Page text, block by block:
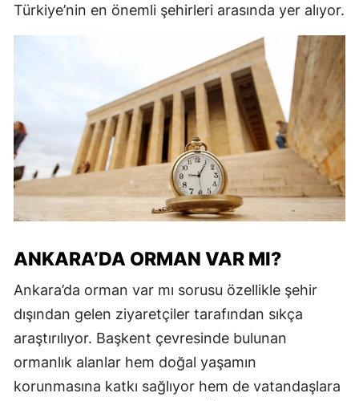
Türkiye’nin en önemli şehirleri arasında yer alıyor.
ANKARA’DA ORMAN VAR MI?
Ankara’da orman var mı sorusu özellikle şehir
dışından gelen ziyaretçiler tarafından sıkça
araştırılıyor. Başkent çevresinde bulunan
ormanlık alanlar hem doğal yaşamın
korunmasına katkı sağlıyor hem de vatandaşlara